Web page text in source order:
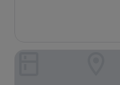
Bewertungen)